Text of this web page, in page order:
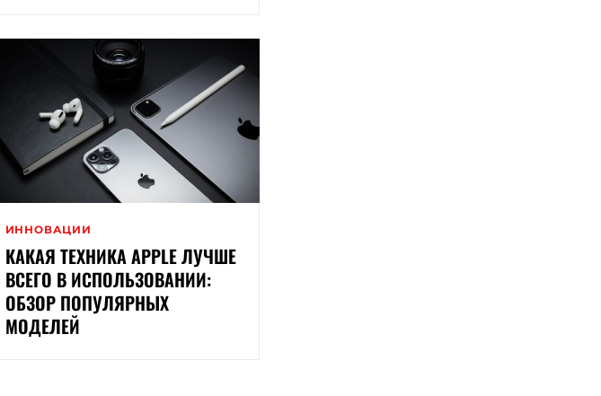
ИННОВАЦИИ
КАКАЯ ТЕХНИКА APPLE ЛУЧШЕ
ВСЕГО В ИСПОЛЬЗОВАНИИ:
ОБЗОР ПОПУЛЯРНЫХ
МОДЕЛЕЙ